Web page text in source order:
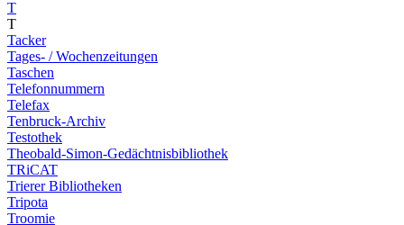
T
T
Tacker
Tages- / Wochenzeitungen
Taschen
Telefonnummern
Telefax
Tenbruck-Archiv
Testothek
Theobald-Simon-Gedächtnisbibliothek
TRiCAT
Trierer Bibliotheken
Tripota
Troomie